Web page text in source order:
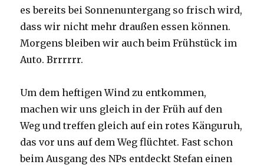
es bereits bei Sonnenuntergang so frisch wird,
dass wir nicht mehr draußen essen können.
Morgens bleiben wir auch beim Frühstück im
Auto. Brrrrrr.
Um dem heftigen Wind zu entkommen,
machen wir uns gleich in der Früh auf den
Weg und treffen gleich auf ein rotes Känguruh,
das vor uns auf dem Weg flüchtet. Fast schon
beim Ausgang des NPs entdeckt Stefan einen